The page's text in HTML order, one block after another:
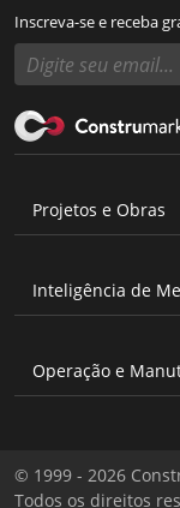
Inscreva-se e receba
Projetos e Obras
Inteligência de
Operação e
© 1999 - 2026
Todos os direitos